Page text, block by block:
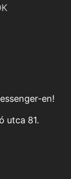
en!
utca 81.